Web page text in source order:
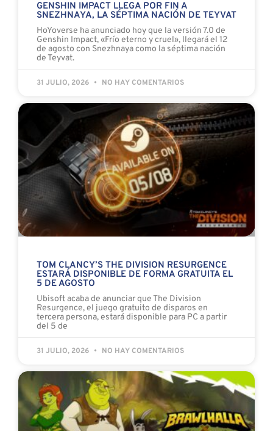
GENSHIN IMPACT LLEGA POR FIN A
SNEZHNAYA, LA SÉPTIMA NACIÓN DE TEYVAT
HoYoverse ha anunciado hoy que la versión 7.0 de
Genshin Impact, «Frío eterno y cruel», llegará el 12
de agosto con Snezhnaya como la séptima nación
de Teyvat.
31 JULIO, 2026 NO HAY COMENTARIOS
TOM CLANCY’S THE DIVISION RESURGENCE
ESTARÁ DISPONIBLE DE FORMA GRATUITA EL
5 DE AGOSTO
Ubisoft acaba de anunciar que The Division
Resurgence, el juego gratuito de disparos en
tercera persona, estará disponible para PC a partir
del 5 de
31 JULIO, 2026 NO HAY COMENTARIOS